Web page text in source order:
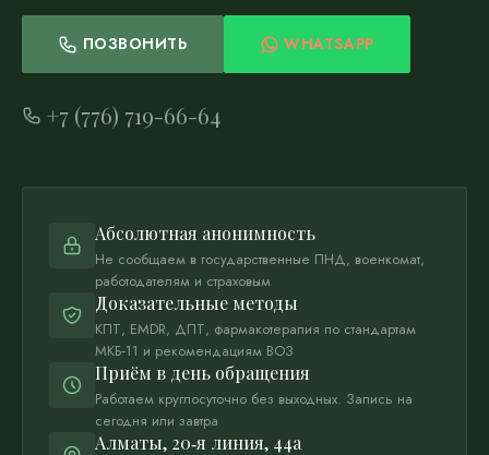
ПОЗВОНИТЬ WHATSAPP
+7 (776) 719-66-64
Абсолютная анонимность
Не сообщаем в государственные ПНД, военкомат,
работодателям и страховым
Доказательные методы
КПТ, EMDR, ДПТ, фармакотерапия по стандартам
МКБ‑11 и рекомендациям ВОЗ
Приём в день обращения
Работаем круглосуточно без выходных. Запись на
сегодня или завтра
Алматы, 20‑я линия, 44а